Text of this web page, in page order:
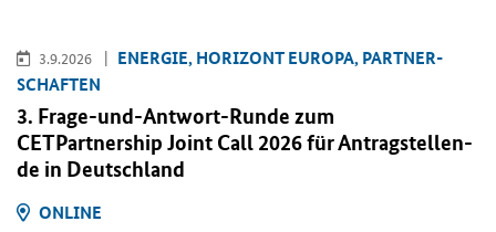
3.9.2026
EN­ER­GIE, HO­RI­ZONT EU­RO­PA, PART­NER­
SCHAF­TEN
3. Frage-​und-Antwort-Runde zum
CETPartnership Joint Call 2026 für An­trag­stel­len­
de in Deutsch­land
ON­LINE